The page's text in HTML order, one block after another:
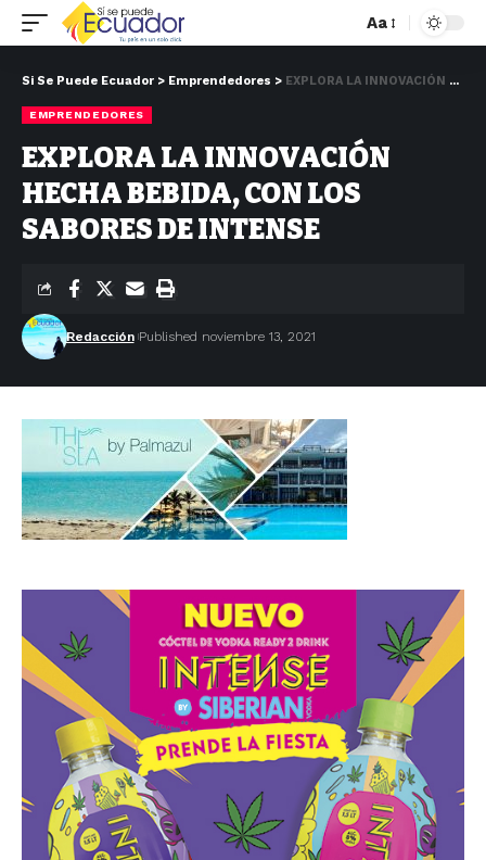
Aa
Si Se Puede Ecuador > Emprendedores > EXPLORA LA INNOVACIÓN HECHA BEBIDA, CON LOS SABORES DE INTENSE
EMPRENDEDORES
EXPLORA LA INNOVACIÓN
HECHA BEBIDA, CON LOS
SABORES DE INTENSE
Redacción Published noviembre 13, 2021